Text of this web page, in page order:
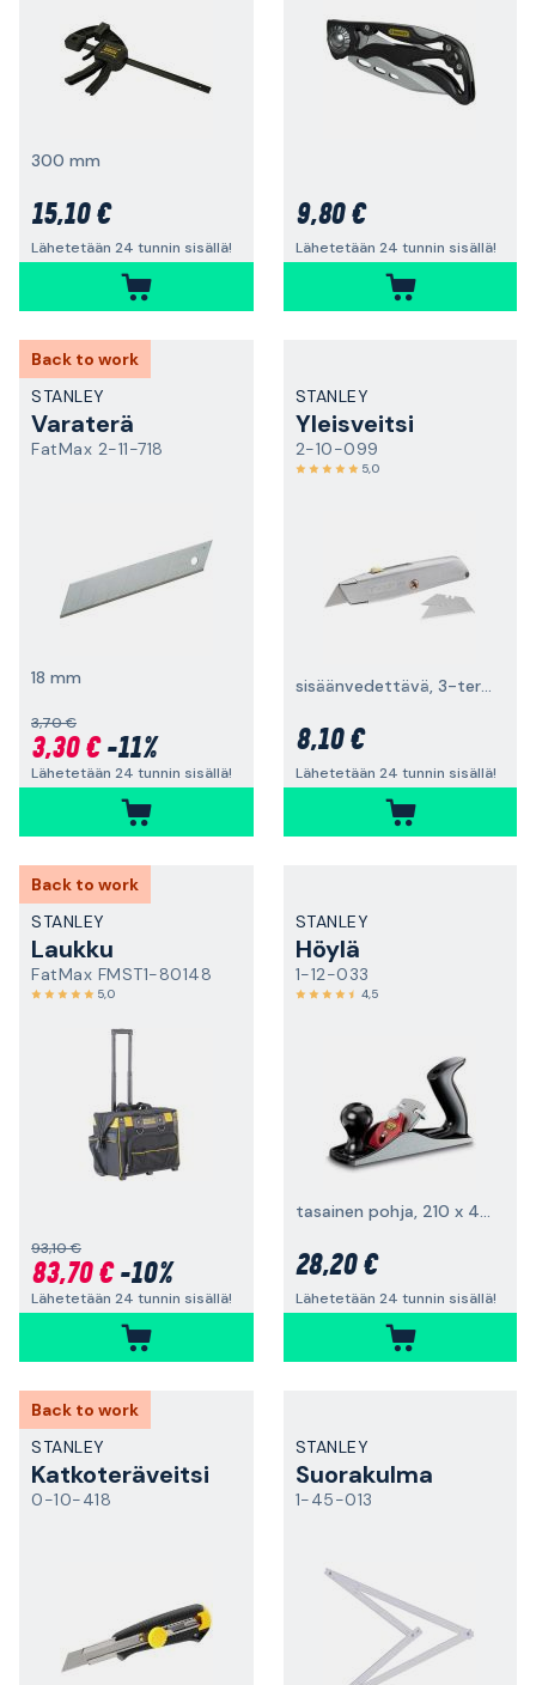
300 mm
15,10 €
Lähetetään 24 tunnin sisällä!
9,80 €
Lähetetään 24 tunnin sisällä!
Back to work
STANLEY
Varaterä
FatMax 2-11-718
18 mm
3,70 €
3,30 €-11%
Lähetetään 24 tunnin sisällä!
STANLEY
Yleisveitsi
2-10-099
5,0
sisäänvedettävä, 3-teräinen
8,10 €
Lähetetään 24 tunnin sisällä!
Back to work
STANLEY
Laukku
FatMax FMST1-80148
5,0
93,10 €
83,70 €-10%
Lähetetään 24 tunnin sisällä!
STANLEY
Höylä
1-12-033
4,5
tasainen pohja, 210 x 45 mm
28,20 €
Lähetetään 24 tunnin sisällä!
Back to work
STANLEY
Katkoteräveitsi
0-10-418
STANLEY
Suorakulma
1-45-013